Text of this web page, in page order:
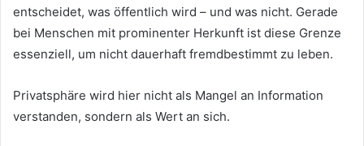
entscheidet, was öffentlich wird – und was nicht. Gerade
bei Menschen mit prominenter Herkunft ist diese Grenze
essenziell, um nicht dauerhaft fremdbestimmt zu leben.
Privatsphäre wird hier nicht als Mangel an Information
verstanden, sondern als Wert an sich.